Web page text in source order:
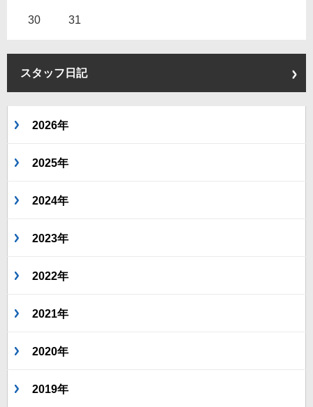
30 31
スタッフ日記
2026年
2025年
2024年
2023年
2022年
2021年
2020年
2019年